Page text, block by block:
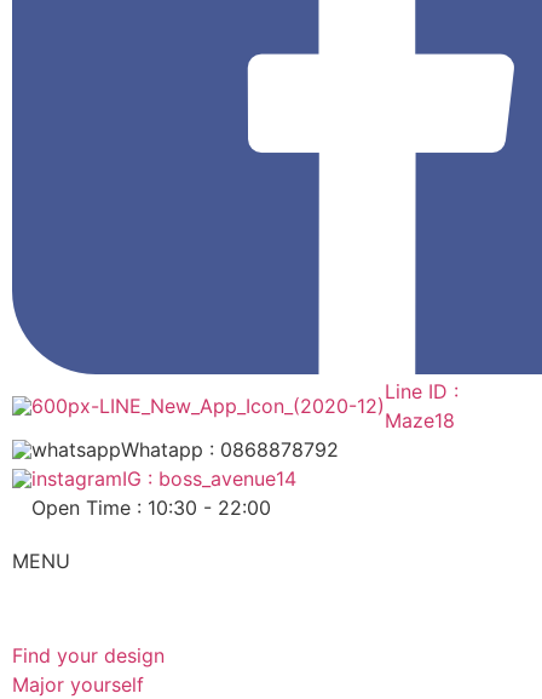
Line ID :
Maze18
Whatapp : 0868878792
IG : boss_avenue14
Open Time : 10:30 - 22:00
MENU
Find your design
Major yourself